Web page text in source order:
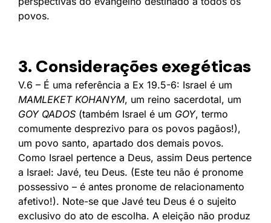
povos.
3. Considerações exegéticas
V.6 – É uma referência a Ex 19.5-6: Israel é um
MAMLEKET KOHANYM, um reino sacerdotal, um
GOY QADOS (também Israel é um GOY, termo
comumente desprezivo para os povos pagãos!),
um povo santo, apartado dos demais povos.
Como Israel pertence a Deus, assim Deus pertence
a Israel: Javé, teu Deus. (Este teu não é pronome
possessivo – é antes pronome de relacionamento
afetivo!). Note-se que Javé teu Deus é o sujeito
exclusivo do ato de escolha. A eleição não produz